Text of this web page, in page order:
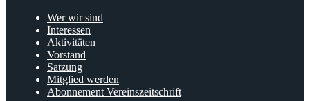
Wer wir sind
Interessen
Aktivitäten
Vorstand
Satzung
Mitglied werden
Abonnement Vereinszeitschrift